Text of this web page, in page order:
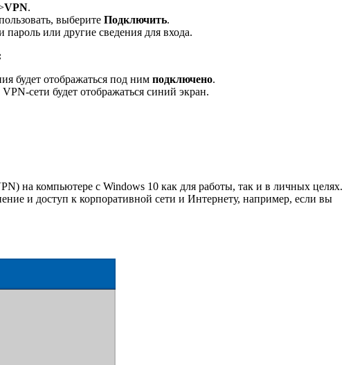
VPN.
выберите Подключить.
или другие сведения для входа.
будет отображаться под ним подключено.
сети будет отображаться синий экран.
на компьютере с Windows 10 как для работы, так и в личных
и доступ к корпоративной сети и Интернету, например, если вы